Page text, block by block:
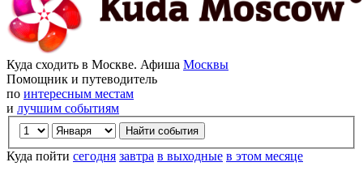
Куда сходить в Москве. Афиша Москвы
Помощник и путеводитель
по интересным местам
и лучшим событиям
Куда пойти сегодня завтра в выходные в этом месяце